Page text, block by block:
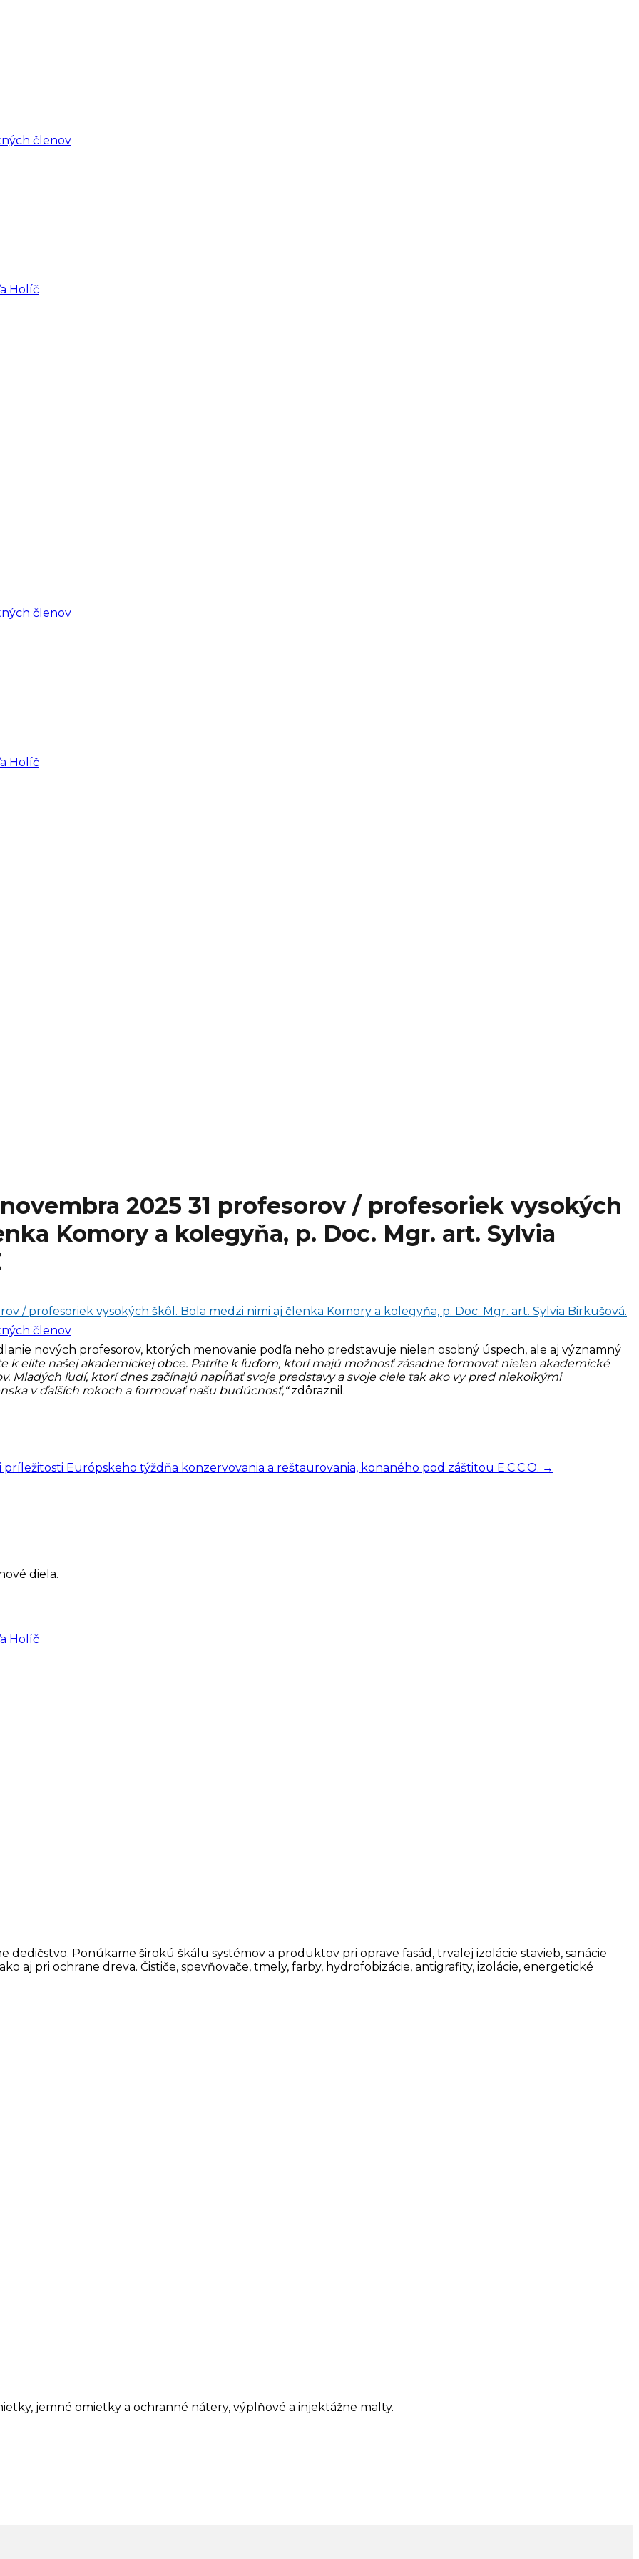
členov
Holíč
členov
Holíč
členov
Holíč
2025 31 profesorov / profesoriek vysokých
Komory a kolegyňa, p. Doc. Mgr. art. Sylvia
nových profesorov, ktorých menovanie podľa neho predstavuje nielen osobný úspech, ale aj významný
k elite našej akademickej obce. Patríte k ľuďom, ktorí majú možnosť zásadne formovať nielen akademické
Mladých ľudí, ktorí dnes začínajú napĺňať svoje predstavy a svoje ciele tak ako vy pred niekoľkými
v ďalších rokoch a formovať našu budúcnosť,“zdôraznil.
Európskeho týždňa konzervovania a reštaurovania, konaného pod záštitou E.C.C.O. →
diela.
Ponúkame širokú škálu systémov a produktov pri oprave fasád, trvalej izolácie stavieb, sanácie
aj pri ochrane dreva. Čističe, spevňovače, tmely, farby, hydrofobizácie, antigrafity, izolácie, energetické
jemné omietky a ochranné nátery, výplňové a injektážne malty.